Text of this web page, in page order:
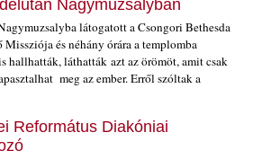
Nagymuzsalyban
látogatott a Csongori Bethesda
és néhány órára a templomba
hallhatták, láthatták azt az örömöt, amit csak
meg az ember. Erről szóltak a
Református Diakóniai